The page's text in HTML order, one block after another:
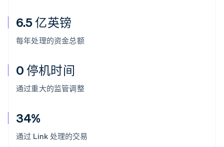
6.5 亿英镑
每年处理的资金总额
0 停机时间
通过重大的监管调整
34%
通过 Link 处理的交易
阿联酋
爱尔兰